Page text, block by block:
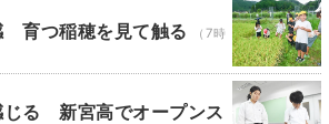
育つ稲穂を見て触る
（7時
る 新宮高でオープンス